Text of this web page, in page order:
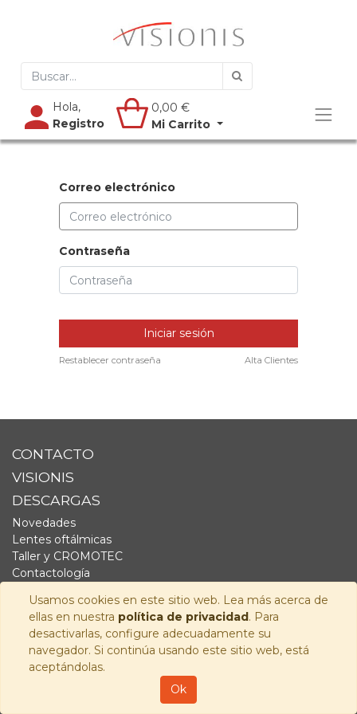
Usamos cookies en este sitio web. Lea más acerca de
ellas en nuestra política de privacidad. Para
desactivarlas, configure adecuadamente su
navegador. Si continúa usando este sitio web, está
aceptándolas.
Ok
Hola,
Registro
0,00 €
Mi Carrito
Correo electrónico
Contraseña
Iniciar sesión
Restablecer contraseña Alta Clientes
CONTACTO
VISIONIS
DESCARGAS
Novedades
Lentes oftálmicas
Taller y CROMOTEC
Contactología
Fornitura
Audiología
SÍGUENOS
Visionis Distribución S.L.
Aviso Legal -